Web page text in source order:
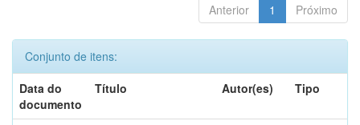
Anterior 1 Próximo
Conjunto de itens:
Data do
documento
Título Autor(es) Tipo